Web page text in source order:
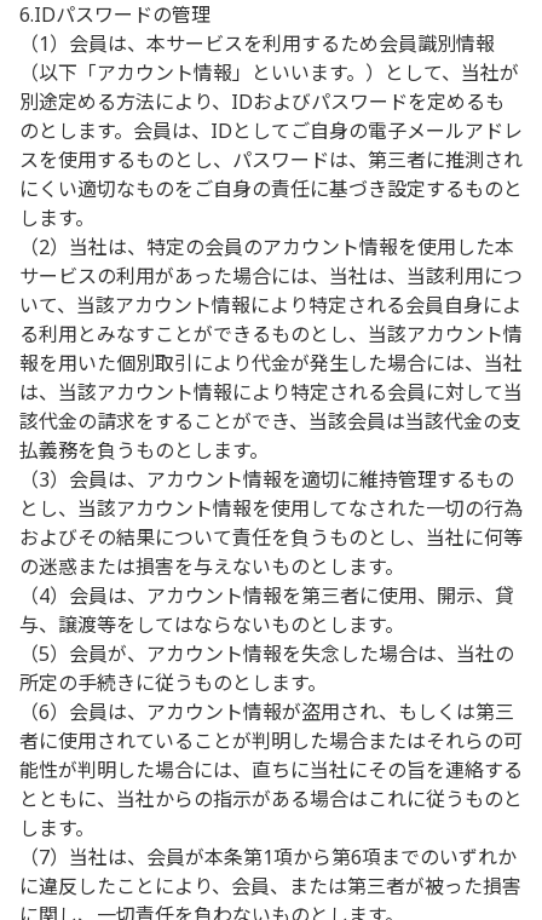
6.IDパスワードの管理
（1）会員は、本サービスを利用するため会員識別情報
（以下「アカウント情報」といいます。）として、当社が
別途定める方法により、IDおよびパスワードを定めるも
のとします。会員は、IDとしてご自身の電子メールアドレ
スを使用するものとし、パスワードは、第三者に推測され
にくい適切なものをご自身の責任に基づき設定するものと
します。
（2）当社は、特定の会員のアカウント情報を使用した本
サービスの利用があった場合には、当社は、当該利用につ
いて、当該アカウント情報により特定される会員自身によ
る利用とみなすことができるものとし、当該アカウント情
報を用いた個別取引により代金が発生した場合には、当社
は、当該アカウント情報により特定される会員に対して当
該代金の請求をすることができ、当該会員は当該代金の支
払義務を負うものとします。
（3）会員は、アカウント情報を適切に維持管理するもの
とし、当該アカウント情報を使用してなされた一切の行為
およびその結果について責任を負うものとし、当社に何等
の迷惑または損害を与えないものとします。
（4）会員は、アカウント情報を第三者に使用、開示、貸
与、譲渡等をしてはならないものとします。
（5）会員が、アカウント情報を失念した場合は、当社の
所定の手続きに従うものとします。
（6）会員は、アカウント情報が盗用され、もしくは第三
者に使用されていることが判明した場合またはそれらの可
能性が判明した場合には、直ちに当社にその旨を連絡する
とともに、当社からの指示がある場合はこれに従うものと
します。
（7）当社は、会員が本条第1項から第6項までのいずれか
に違反したことにより、会員、または第三者が被った損害